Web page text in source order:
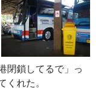
閉鎖してるで」っ
くれた。